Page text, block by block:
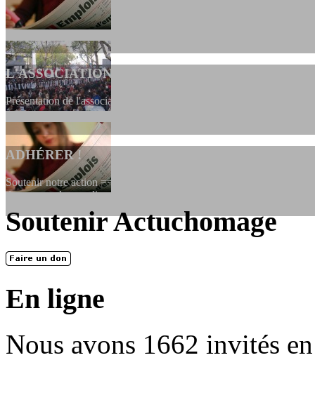
L'ASSOCIATION
Présentation de l'association et de sa charte qui encadre nos actions
ADHÉRER !
Soutenir notre action ==> Si vous souhaitez adhérer à
dessous, en le remplissant et en...
En 2004, une dizaine de personnes contribuèrent au lancement de
Soutenir Actuchomage
En ligne
Nous avons 1662 invités